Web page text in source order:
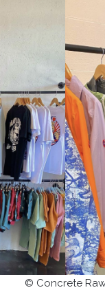
© Concrete